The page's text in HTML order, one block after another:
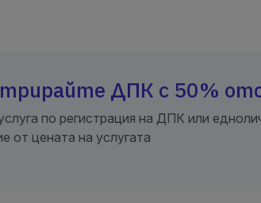
ДПК с 50%
по регистрация на ДПК или
от цената на услугата